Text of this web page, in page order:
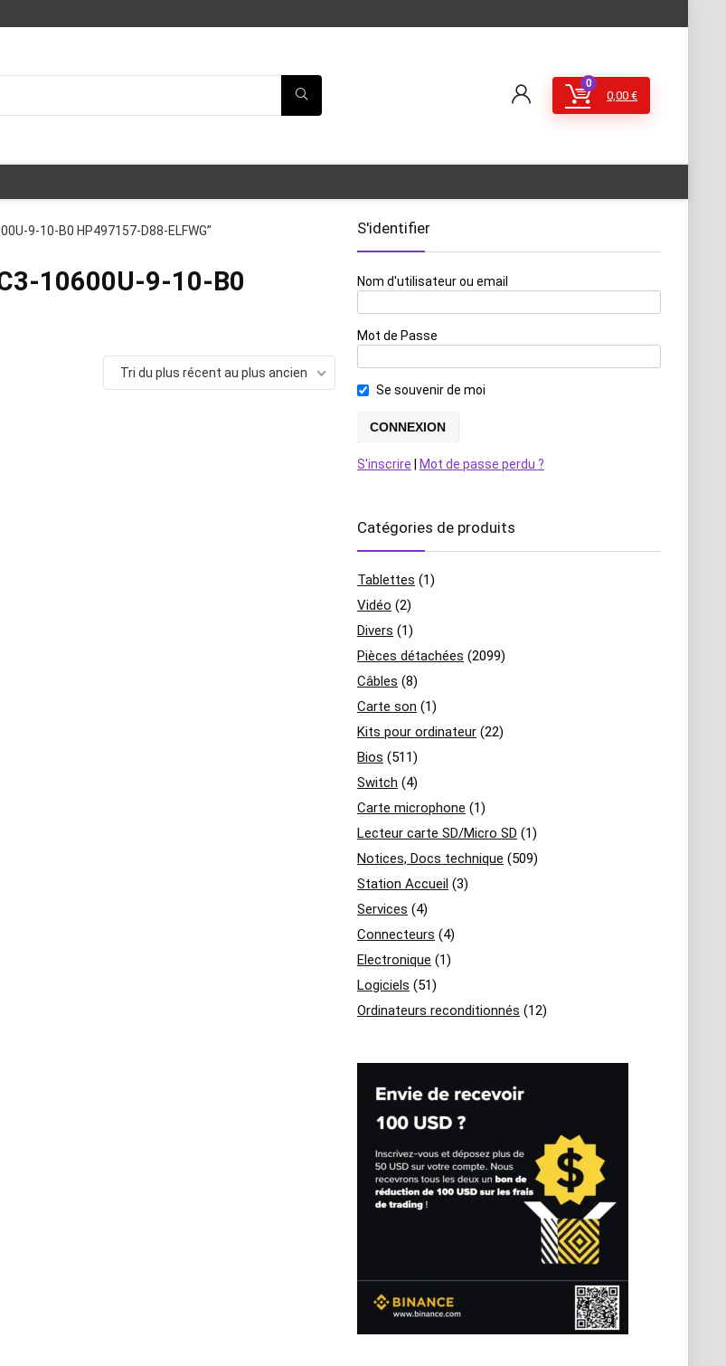
0
0,00 €
9-10-B0 HP497157-D88-ELFWG”
10600U-9-10-B0
Tri du plus récent au plus ancien
S'identifier
Nom d'utilisateur ou email
Mot de Passe
Se souvenir de moi
S'inscrire Mot de passe perdu ?
Catégories de produits
Tablettes (1)
Vidéo (2)
Divers (1)
Pièces détachées (2099)
Câbles (8)
Carte son (1)
Kits pour ordinateur (22)
Bios (511)
Switch (4)
Carte microphone (1)
Lecteur carte SD/Micro SD (1)
Notices, Docs technique (509)
Station Accueil (3)
Services (4)
Connecteurs (4)
Electronique (1)
Logiciels (51)
Ordinateurs reconditionnés (12)